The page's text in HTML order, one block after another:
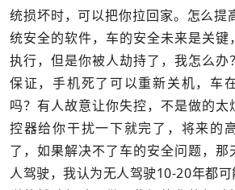
统损坏时，可以把你拉回家。怎么提
统安全的软件，车的安全未来是关键
执行，但是你被人劫持了，我怎么办
保证，手机死了可以重新关机，车
吗？有人故意让你失控，不是做的太
控器给你干扰一下就完了，将来的
了，如果解决不了车的安全问题，那
人驾驶，我认为无人驾驶10-20年都